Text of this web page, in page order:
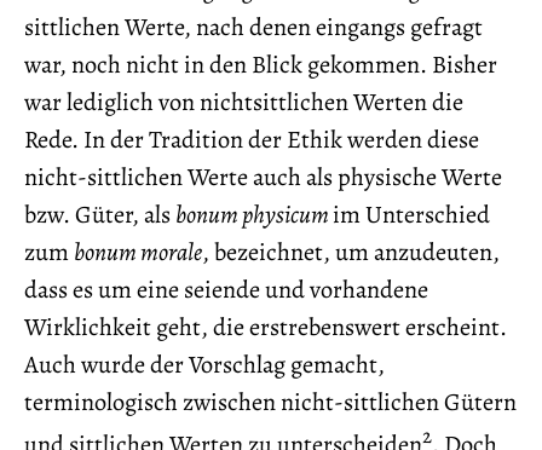
sittlichen Werte, nach denen eingangs gefragt
war, noch nicht in den Blick gekommen. Bisher
war lediglich von nichtsittlichen Werten die
Rede. In der Tradition der Ethik werden diese
nicht-sittlichen Werte auch als physische Werte
bzw. Güter, alsbonum physicumim Unterschied
zumbonum morale, bezeichnet, um anzudeuten,
dass es um eine seiende und vorhandene
Wirklichkeit geht, die erstrebenswert erscheint.
Auch wurde der Vorschlag gemacht,
terminologisch zwischen nicht-sittlichen Gütern
2